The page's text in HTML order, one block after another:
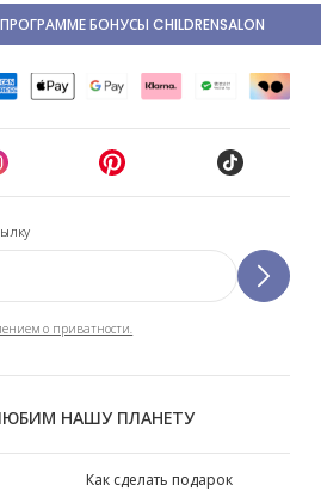
о приватности.
НАШУ ПЛАНЕТУ
БОНУСЫ CHILDRENSALON
Как сделать подарок